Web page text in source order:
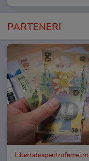
PARTENERI
Libertateapentrufemei.ro